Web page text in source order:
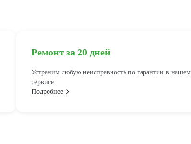
Ремонт за 20 дней
Устраним любую неисправность по гарантии в нашем
сервисе
Подробнее